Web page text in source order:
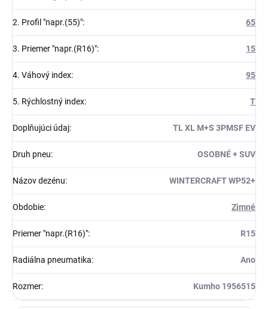
2. Profil "napr.(55)": 65
3. Priemer "napr.(R16)": 15
4. Váhový index: 95
5. Rýchlostný index: T
Doplňujúci údaj: TL XL M+S 3PMSF EV
Druh pneu: OSOBNÉ + SUV
Názov dezénu: WINTERCRAFT WP52+
Obdobie: Zimné
Priemer "napr.(R16)": R15
Radiálna pneumatika: Ano
Rozmer: Kumho 1956515